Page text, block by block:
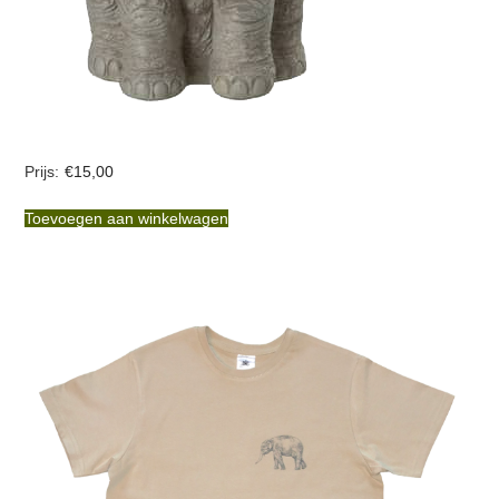
€15,00
Toevoegen aan winkelwagen